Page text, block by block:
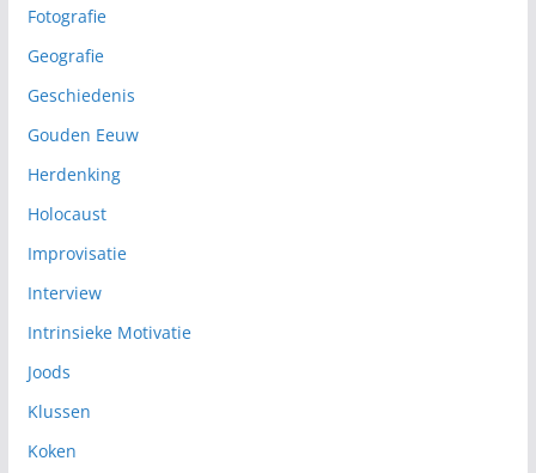
Fotografie
Geografie
Geschiedenis
Gouden Eeuw
Herdenking
Holocaust
Improvisatie
Interview
Intrinsieke Motivatie
Joods
Klussen
Koken